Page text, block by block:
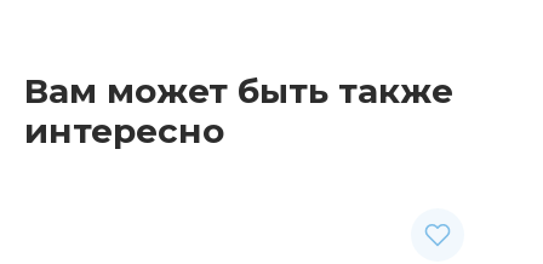
Вам может быть также
интересно